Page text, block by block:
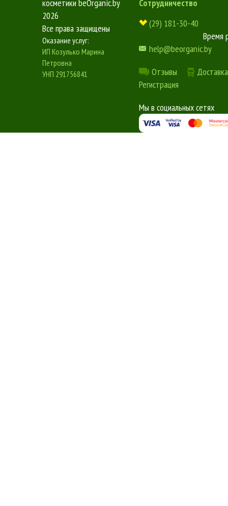
косметики beOrganic.by
2026
Все права защищены
Оказание услуг:
ИП Козулько Марина
Петровна
УНП 291756841
Сотрудничество
(29) 181-30-40
Время
help@beorganic.by
Отзывы
Регистрация
Мы в социальных сетях